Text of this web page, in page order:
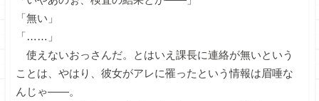
「無い」
「……」
使えないおっさんだ。とはいえ課長に連絡が無いという
ことは、やはり、彼女がアレに罹ったという情報は眉唾な
んじゃ――。